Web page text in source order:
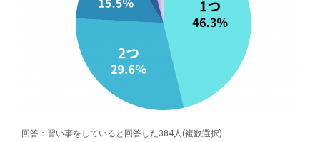
回答：習い事をしていると回答した384人(複数選択)